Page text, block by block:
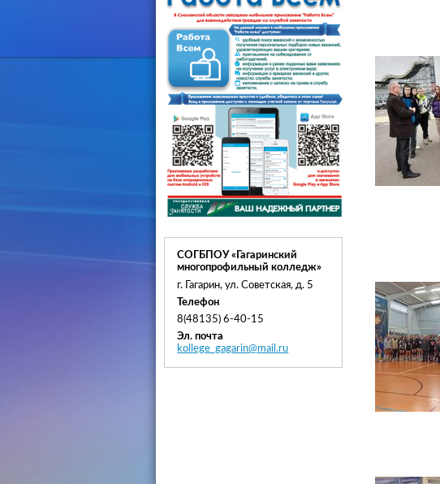
СОГБПОУ «Гагаринский
многопрофильный колледж»
г. Гагарин, ул. Советская, д. 5
Телефон
8(48135) 6-40-15
Эл. почта
kollege_gagarin@mail.ru